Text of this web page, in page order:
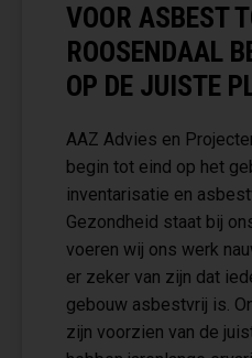
VOOR ASBEST
ROOSENDAAL
OP DE JUISTE
AAZ Advies en
begin tot eind op het
inventarisatie en
Gezondheid staat bij
voeren wij ons werk
er zeker van zijn dat
gebouw asbestvrij is.
zijn voorzien van de